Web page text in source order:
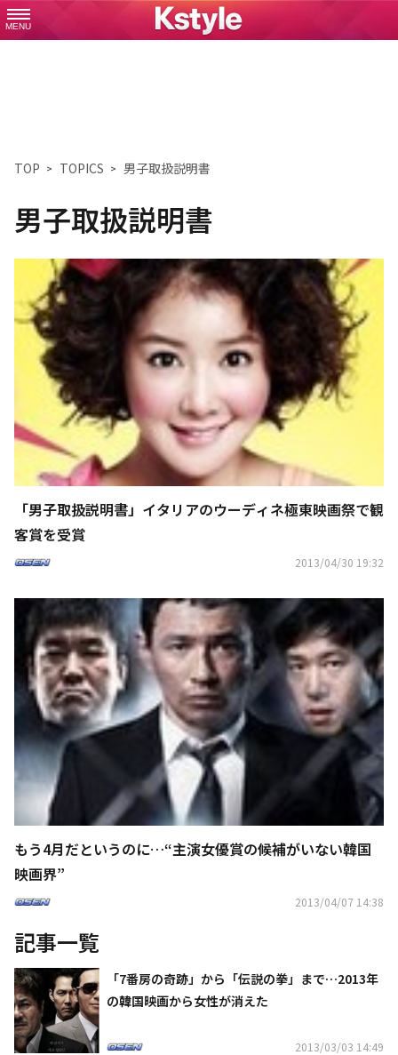
MENU
TOP TOPICS 男子取扱説明書
男子取扱説明書
「男子取扱説明書」イタリアのウーディネ極東映画祭で観
客賞を受賞
2013/04/30 19:32
もう4月だというのに…“主演女優賞の候補がいない韓国
映画界”
2013/04/07 14:38
記事一覧
「7番房の奇跡」から「伝説の拳」まで…2013年
の韓国映画から女性が消えた
2013/03/03 14:49